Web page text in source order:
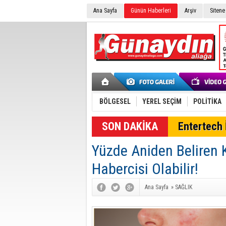
Ana Sayfa Günün Haberleri Arşiv
BÖLGESEL YEREL SEÇİM POLİTİKA
SON DAKİKA Entertech
Yüzde Aniden Beliren
Habercisi Olabilir!
Ana Sayfa » SAĞLIK